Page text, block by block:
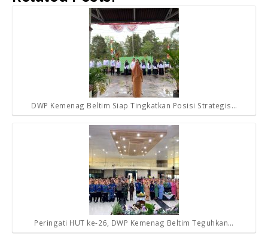
DWP Kemenag Beltim Siap Tingkatkan Posisi Strategis…
Peringati HUT ke-26, DWP Kemenag Beltim Teguhkan…